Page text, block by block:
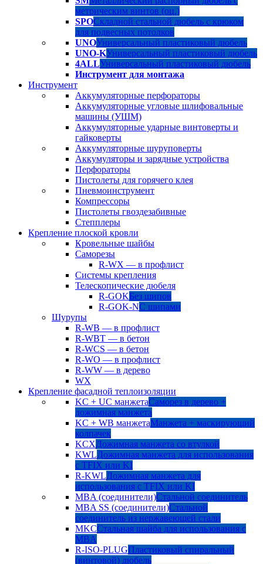
метрическим винтов (оц.)
SPOСкладной стальной дюбель с крюком
для подвесных потолков
UNOУниверсальный пластиковый дюбель
UNO-KУниверсальный пластиковый дюбель
4ALLУниверсальный пластиковый дюбель
Инструмент для монтажа
Инструмент
Аккумуляторные перфораторы
Аккумуляторные угловые шлифовальные
машины (УШМ)
Аккумуляторные ударные винтоверты и
гайковерты
Аккумуляторные шуруповерты
Аккумуляторы и зарядные устройства
Перфораторы
Пистолеты для горячего клея
Пневмоинструмент
Компрессоры
Пистолеты гвоздезабивные
Степплеры
Крепление плоской кровли
Кровельные шайбы
Саморезы
R-WX — в профлист
Системы крепления
Телескопические дюбеля
R-GOKБез шипов
R-GOK-NС шипами
Шурупы
R-WB — в профлист
R-WBT — в бетон
R-WCS — в бетон
R-WO — в профлист
R-WW — в дерево
WX
Крепление фасадной теплоизоляции
KC + UC манжетаСаморез в дерево +
дожимная манжета
KC + WB манжетаМанжета + маскирующий
колпачек
KCXДожимная манжета со втулкой
KWLДожимная манжета для использования
с TFIX или KI
R-KWLДожимная манжета для
использования с TFIX или KI
MBA (соединители)Стальной соединитель
MBA SS (соединители)Стальной
соединитель из нержавеющей стали
MKCСтальная шайба для использования с
MBA
R-ISO-PLUGПластиковый спиральный
(винтовой) дюбель